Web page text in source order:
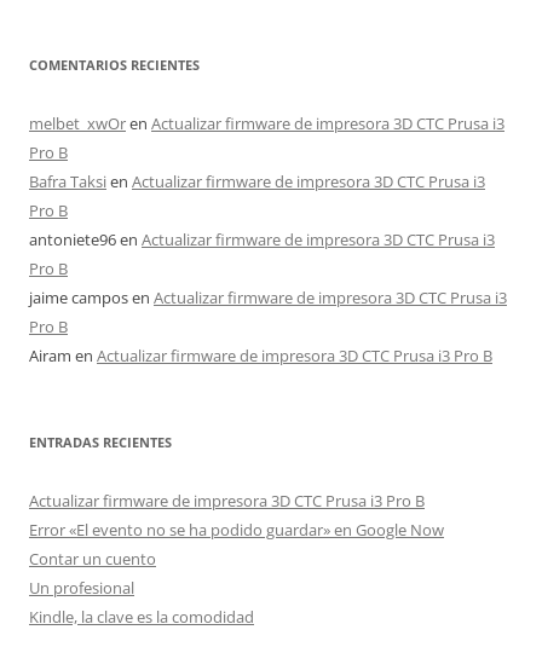
COMENTARIOS RECIENTES
melbet_xwOren Actualizar firmware de impresora 3D CTC Prusa i3
Pro B
Bafra Taksien Actualizar firmware de impresora 3D CTC Prusa i3
Pro B
antoniete96en Actualizar firmware de impresora 3D CTC Prusa i3
Pro B
jaime camposen Actualizar firmware de impresora 3D CTC Prusa i3
Pro B
Airam en Actualizar firmware de impresora 3D CTC Prusa i3 Pro B
ENTRADAS RECIENTES
Actualizar firmware de impresora 3D CTC Prusa i3 Pro B
Error «El evento no se ha podido guardar» en Google Now
Contar un cuento
Un profesional
Kindle, la clave es la comodidad